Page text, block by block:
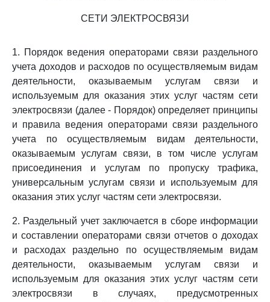
СЕТИ ЭЛЕКТРОСВЯЗИ
1. Порядок ведения операторами связи раздельного
учета доходов и расходов по осуществляемым видам
деятельности, оказываемым услугам связи и
используемым для оказания этих услуг частям сети
электросвязи (далее - Порядок) определяет принципы
и правила ведения операторами связи раздельного
учета по осуществляемым видам деятельности,
оказываемым услугам связи, в том числе услугам
присоединения и услугам по пропуску трафика,
универсальным услугам связи и используемым для
оказания этих услуг частям сети электросвязи.
2. Раздельный учет заключается в сборе информации
и составлении операторами связи отчетов о доходах
и расходах раздельно по осуществляемым видам
деятельности, оказываемым услугам связи и
используемым для оказания этих услуг частям сети
электросвязи в случаях, предусмотренных